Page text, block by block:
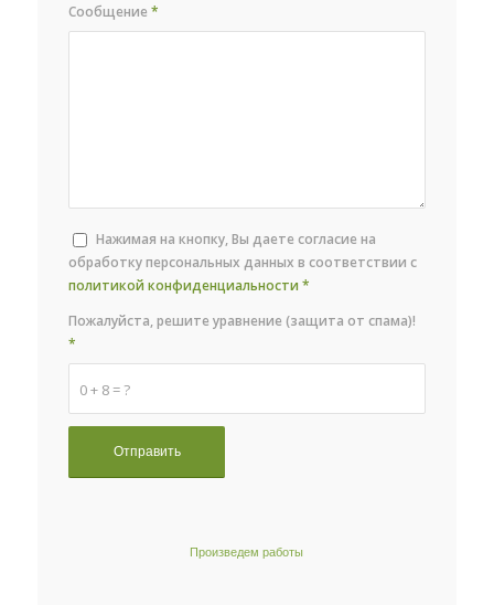
Сообщение*
Нажимая на кнопку, Вы даете согласие на
обработку персональных данных в соответствии с
политикой конфиденциальности *
0 + 8 = ?
Пожалуйста, решите уравнение (защита от спама)!
*
Произведем работы